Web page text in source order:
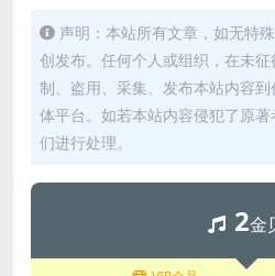
声明：本站所有文章，如无特
创发布。任何个人或组织，在未
制、盗用、采集、发布本站内容
体平台。如若本站内容侵犯了原
们进行处理。
2金